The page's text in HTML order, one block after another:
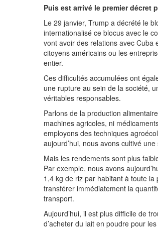
Puis est arrivé le premier décret
Le 29 janvier, Trump a décrété le
internationalisé ce blocus avec le
vont avoir des relations avec Cuba
citoyens américains ou les
entier.
Ces difficultés accumulées ont
une rupture au sein de la société,
véritables responsables.
Parlons de la production
machines agricoles, ni
employons des techniques
aujourd’hui, nous avons cultivé
Mais les rendements sont plus
Par exemple, nous avons
1,4 kg de riz par habitant à toute
transférer immédiatement la
transport.
Aujourd’hui, il est plus difficile de
d’acheter du lait en poudre pour